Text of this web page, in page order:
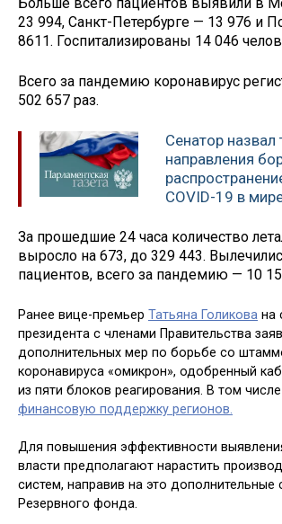
23 994, Санкт-Петербурге — 13 976 и
8611. Госпитализированы 14 046
Всего за пандемию коронавирус
502 657 раз.
Сенатор назвал
направления
COVID-19 в
За прошедшие 24 часа количество
выросло на 673, до 329 443.
пациентов, всего за пандемию — 10
Ранее вице-премьер Татьяна Голикова на
президента с членами Правительства
дополнительных мер по борьбе со
коронавируса «омикрон», одобренный
из пяти блоков реагирования. В том числе
финансовую поддержку регионов.
Для повышения эффективности
власти предполагают нарастить
систем, направив на это дополнительные
Резервного фонда.